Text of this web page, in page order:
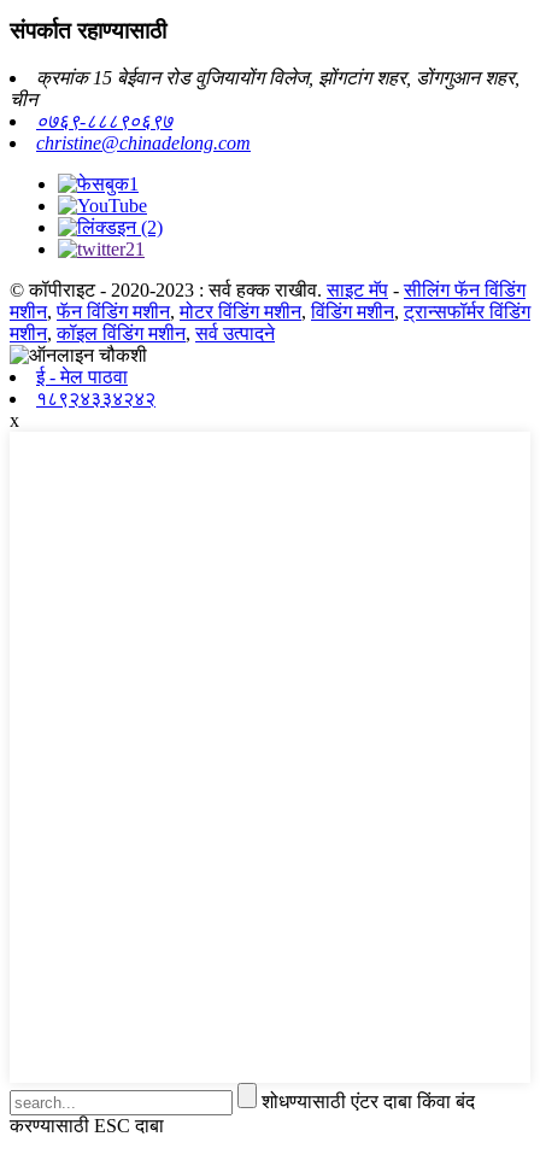
संपर्कात रहाण्यासाठी
क्रमांक 15 बेईवान रोड वुजियायोंग विलेज, झोंगटांग शहर, डोंगगुआन शहर,
चीन
०७६९-८८८९०६९७
christine@chinadelong.com
© कॉपीराइट - 2020-2023 : सर्व हक्क राखीव. साइट मॅप -सीलिंग फॅन विंडिंग
मशीन,फॅन विंडिंग मशीन,मोटर विंडिंग मशीन,विंडिंग मशीन,ट्रान्सफॉर्मर विंडिंग
मशीन,कॉइल विंडिंग मशीन,सर्व उत्पादने
ई - मेल पाठवा
१८९२४३३४२४२
x
शोधण्यासाठी एंटर दाबा किंवा बंद
करण्यासाठी ESC दाबा